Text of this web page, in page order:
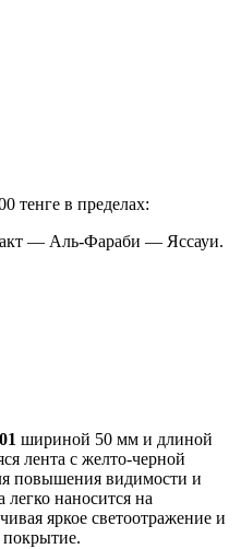
тенге в пределах:
— Аль-Фараби — Яссауи.
шириной 50 мм и длиной
лента с желто-черной
повышения видимости и
легко наносится на
яркое светоотражение и